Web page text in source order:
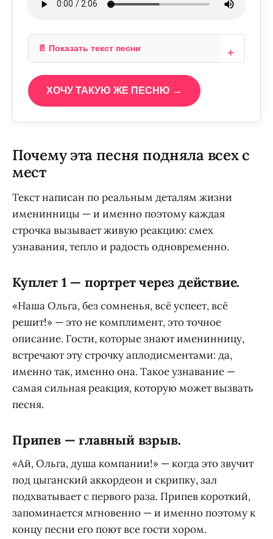
📄 Показать текст песни
ХОЧУ ТАКУЮ ЖЕ ПЕСНЮ →
Почему эта песня подняла всех с
мест
Текст написан по реальным деталям жизни
именинницы — и именно поэтому каждая
строчка вызывает живую реакцию: смех
узнавания, тепло и радость одновременно.
Куплет 1 — портрет через действие.
«Наша Ольга, без сомненья, всё успеет, всё
решит!» — это не комплимент, это точное
описание. Гости, которые знают именинницу,
встречают эту строчку аплодисментами: да,
именно так, именно она. Такое узнавание —
самая сильная реакция, которую может вызвать
песня.
Припев — главный взрыв.
«Ай, Ольга, душа компании!» — когда это звучит
под цыганский аккордеон и скрипку, зал
подхватывает с первого раза. Припев короткий,
запоминается мгновенно — и именно поэтому к
концу песни его поют все гости хором.